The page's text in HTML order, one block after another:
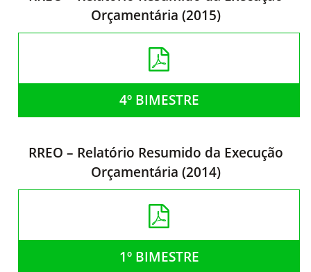
Orçamentária (2015)
4º BIMESTRE
RREO – Relatório Resumido da Execução
Orçamentária (2014)
1º BIMESTRE